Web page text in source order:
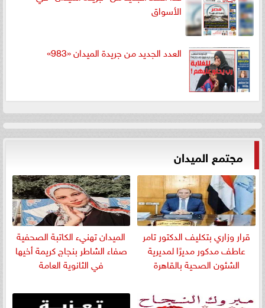
الأسواق
العدد الجديد من جريدة الميدان «983»
مجتمع الميدان
قرار وزاري بتكليف الدكتور تامر
عاطف مدكور مديرًا لمديرية
الشئون الصحية بالقاهرة
الميدان تهنيء الكاتبة الصحفية
صفاء الشاطر بنجاج كريمة أخيها
في الثانوية العامة